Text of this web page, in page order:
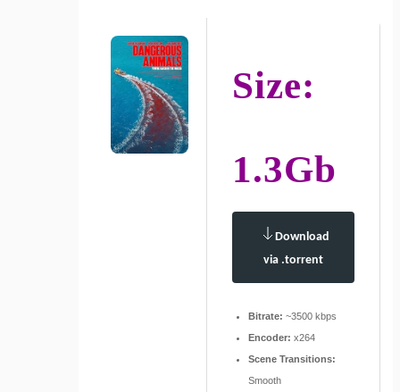
Size:
1.3Gb
Download
via .torrent
Bitrate: ~3500 kbps
Encoder: x264
Scene Transitions:
Smooth